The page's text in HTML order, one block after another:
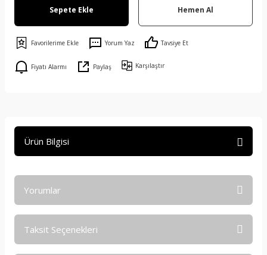
Sepete Ekle Hemen Al
Yorum Yaz Tavsiye Et
Fiyatı Alarmı Paylaş Karşılaştır
Ürün Bilgisi
Yorumlar
Taksit Seçenekleri